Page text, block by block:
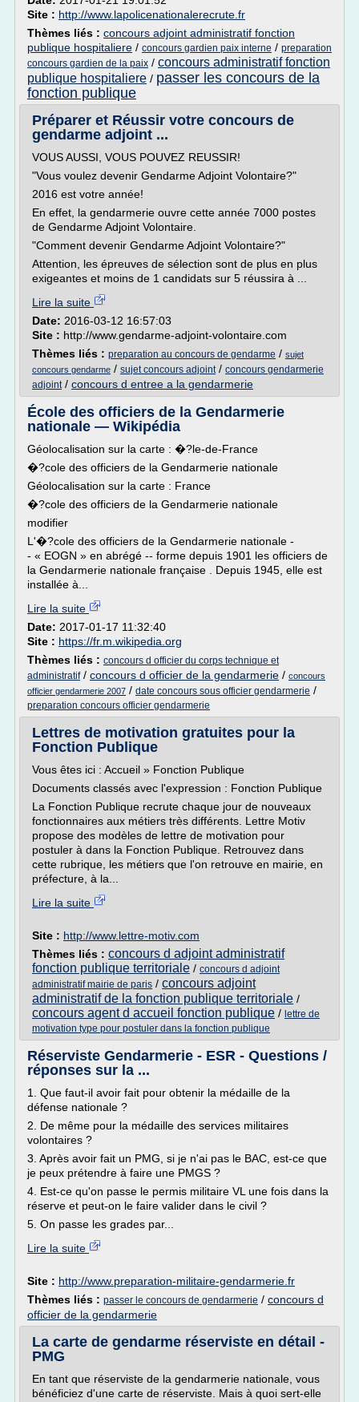
Site : http://www.lapolicenationalerecrute.fr
Thèmes liés : concours adjoint administratif fonction
publique hospitaliere / concours gardien paix interne / preparation
concours gardien de la paix / concours administratif fonction
publique hospitaliere / passer les concours de la
fonction publique
Préparer et Réussir votre concours de
gendarme adjoint ...
VOUS AUSSI, VOUS POUVEZ REUSSIR!
"Vous voulez devenir Gendarme Adjoint Volontaire?"
2016 est votre année!
En effet, la gendarmerie ouvre cette année 7000 postes
de Gendarme Adjoint Volontaire.
"Comment devenir Gendarme Adjoint Volontaire?"
Attention, les épreuves de sélection sont de plus en plus
exigeantes et moins de 1 candidats sur 5 réussira à ...
Lire la suite
Date: 2016-03-12 16:57:03
Site : http://www.gendarme-adjoint-volontaire.com
Thèmes liés : preparation au concours de gendarme / sujet
concours gendarme / sujet concours adjoint/ concours gendarmerie
adjoint/ concours d entree a la gendarmerie
École des officiers de la Gendarmerie
nationale — Wikipédia
Géolocalisation sur la carte : �?le-de-France
�?cole des officiers de la Gendarmerie nationale
Géolocalisation sur la carte : France
�?cole des officiers de la Gendarmerie nationale
modifier
L'�?cole des officiers de la Gendarmerie nationale -
- « EOGN » en abrégé -- forme depuis 1901 les officiers de
la Gendarmerie nationale française . Depuis 1945, elle est
installée à...
Lire la suite
Date: 2017-01-17 11:32:40
Site : https://fr.m.wikipedia.org
Thèmes liés : concours d officier du corps technique et
administratif/ concours d officier de la gendarmerie / concours
officier gendarmerie 2007 / date concours sous officier gendarmerie /
preparation concours officier gendarmerie
Lettres de motivation gratuites pour la
Fonction Publique
Vous êtes ici : Accueil » Fonction Publique
Documents classés avec l'expression : Fonction Publique
La Fonction Publique recrute chaque jour de nouveaux
fonctionnaires aux métiers très différents. Lettre Motiv
propose des modèles de lettre de motivation pour
postuler à dans la Fonction Publique. Retrouvez dans
cette rubrique, les métiers que l'on retrouve en mairie, en
préfecture, à la...
Lire la suite
Site : http://www.lettre-motiv.com
Thèmes liés : concours d adjoint administratif
fonction publique territoriale / concours d adjoint
administratif mairie de paris / concours adjoint
administratif de la fonction publique territoriale /
concours agent d accueil fonction publique / lettre de
motivation type pour postuler dans la fonction publique
Réserviste Gendarmerie - ESR - Questions /
réponses sur la ...
1. Que faut-il avoir fait pour obtenir la médaille de la
défense nationale ?
2. De même pour la médaille des services militaires
volontaires ?
3. Après avoir fait un PMG, si je n'ai pas le BAC, est-ce que
je peux prétendre à faire une PMGS ?
4. Est-ce qu'on passe le permis militaire VL une fois dans la
réserve et peut-on le faire valider dans le civil ?
5. On passe les grades par...
Lire la suite
Site : http://www.preparation-militaire-gendarmerie.fr
Thèmes liés : passer le concours de gendarmerie / concours d
officier de la gendarmerie
La carte de gendarme réserviste en détail -
PMG
En tant que réserviste de la gendarmerie nationale, vous
bénéficiez d'une carte de réserviste. Mais à quoi sert-elle